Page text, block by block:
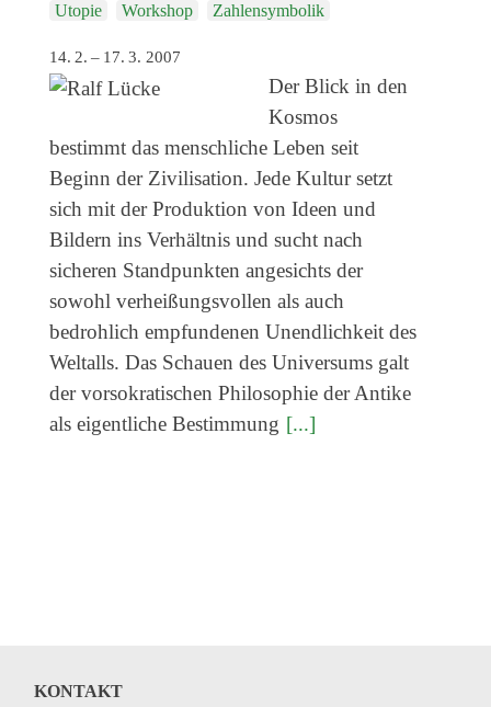
Utopie
Workshop Zahlensymbolik
14. 2. – 17. 3. 2007
Der Blick in den
Kosmos
bestimmt das menschliche Leben seit
Beginn der Zivilisation. Jede Kultur setzt
sich mit der Produktion von Ideen und
Bildern ins Verhältnis und sucht nach
sicheren Standpunkten angesichts der
sowohl verheißungsvollen als auch
bedrohlich empfundenen Unendlichkeit des
Weltalls. Das Schauen des Universums galt
der vorsokratischen Philosophie der Antike
als eigentliche Bestimmung [...]
KONTAKT